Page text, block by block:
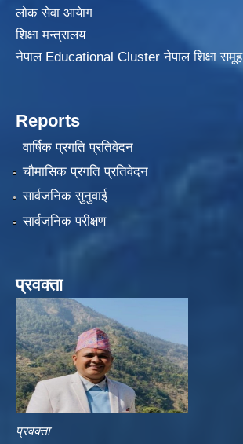
लोक सेवा आयेाग
शिक्षा मन्त्रालय
नेपाल Educational Cluster नेपाल शिक्षा समूह
Reports
वार्षिक प्रगति प्रतिवेदन
चौमासिक प्रगति प्रतिवेदन
सार्वजनिक सुनुवाई
सार्वजनिक परीक्षण
प्रवक्ता
प्रवक्ता